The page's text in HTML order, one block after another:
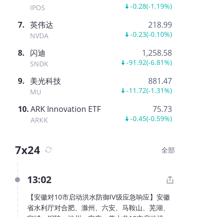
IPOS -0.28(-1.19%)
7. 英伟达
NVDA
218.99
-0.23(-0.10%)
8. 闪迪
SNDK
1,258.58
-91.92(-6.81%)
9. 美光科技
MU
881.47
-11.72(-1.31%)
10.ARK Innovation ETF
ARKK
75.73
-0.45(-0.59%)
7x24 全部
13:02
【安徽对10市启动洪水防御Ⅳ级应急响应】安徽
省水利厅对合肥、滁州、六安、马鞍山、芜湖、